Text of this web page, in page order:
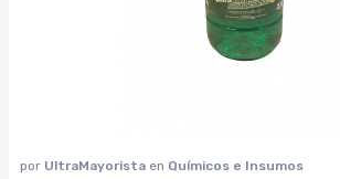
por UltraMayorista en Químicos e Insumos